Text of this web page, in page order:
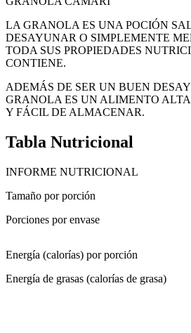
LA GRANOLA ES UNA POCIÓN
DESAYUNAR O SIMPLEMENTE
TODA SUS PROPIEDADES
CONTIENE.
ADEMÁS DE SER UN BUEN
GRANOLA ES UN ALIMENTO
Y FÁCIL DE ALMACENAR.
Tabla Nutricional
INFORME NUTRICIONAL
Tamaño por porción
Porciones por envase
Energía (calorías) por porción
Energía de grasas (calorías de grasa)